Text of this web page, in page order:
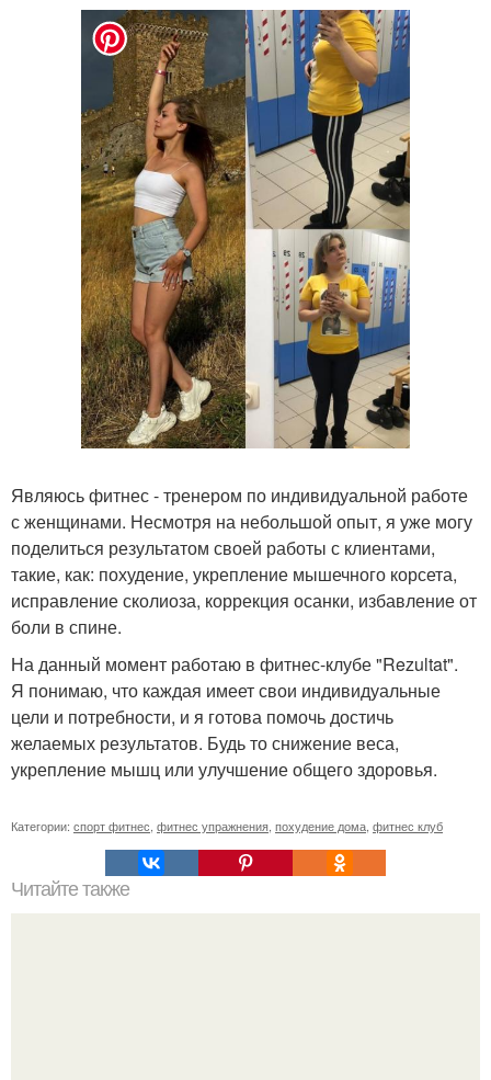
Являюсь фитнес - тренером по индивидуальной работе
с женщинами. Несмотря на небольшой опыт, я уже могу
поделиться результатом своей работы с клиентами,
такие, как: похудение, укрепление мышечного корсета,
исправление сколиоза, коррекция осанки, избавление от
боли в спине.
На данный момент работаю в фитнес-клубе "Rezultat".
Я понимаю, что каждая имеет свои индивидуальные
цели и потребности, и я готова помочь достичь
желаемых результатов. Будь то снижение веса,
укрепление мышц или улучшение общего здоровья.
Категории: спорт фитнес, фитнес упражнения, похудение дома, фитнес клуб
Читайте также